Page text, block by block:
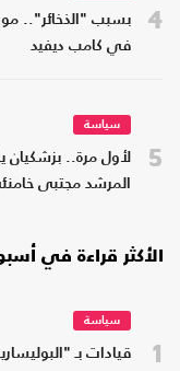
4
بسبب "الذخائر"..
في كامب ديفيد
5
سياسة
لأول مرة..
المرشد مجتبى
الأكثر قراءة في
1
سياسة
قيادات بـ